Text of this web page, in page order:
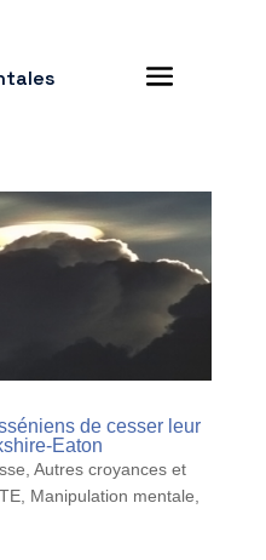
de cesser leur
Eaton
Autres croyances et
, Manipulation mentale